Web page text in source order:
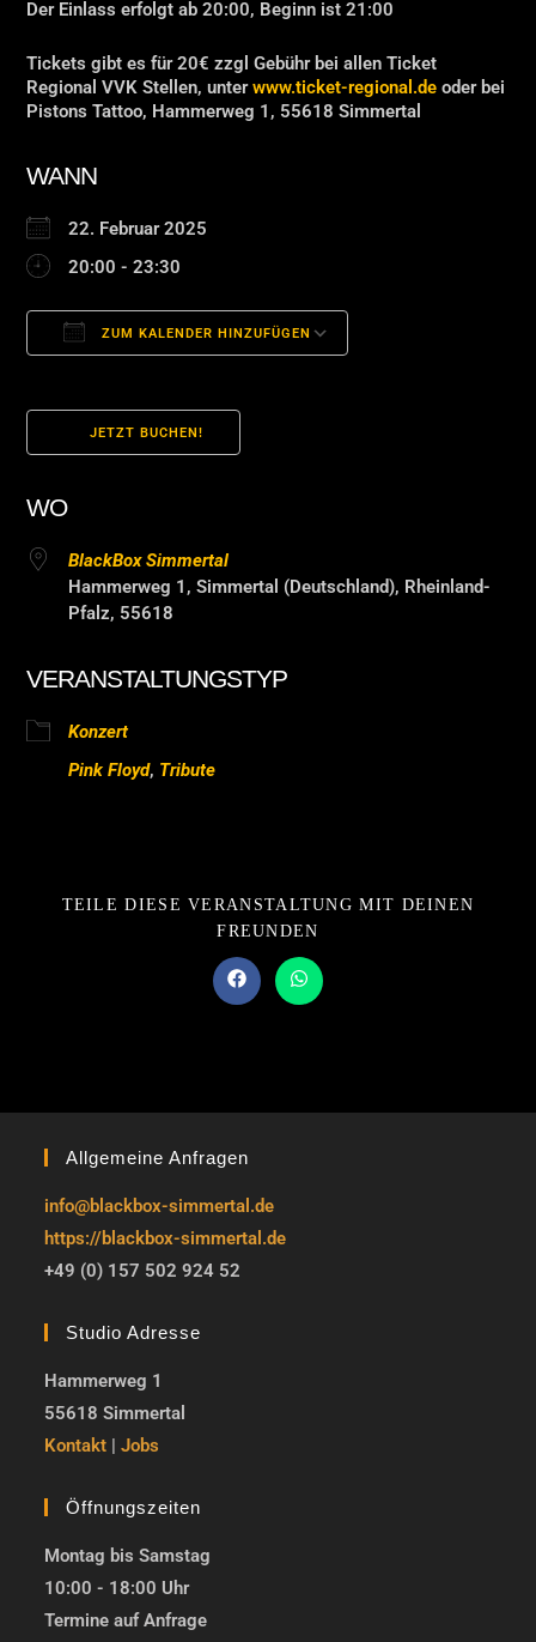
Der Einlass erfolgt ab 20:00, Beginn ist 21:00
Tickets gibt es für 20€ zzgl Gebühr bei allen Ticket
Regional VVK Stellen, unterwww.ticket-regional.de oder bei
Pistons Tattoo, Hammerweg 1, 55618 Simmertal
WANN
22. Februar 2025
20:00 - 23:30
ZUM KALENDER HINZUFÜGEN
JETZT BUCHEN!
WO
BlackBox Simmertal
Hammerweg 1, Simmertal (Deutschland), Rheinland-
Pfalz, 55618
VERANSTALTUNGSTYP
Konzert
Pink Floyd, Tribute
TEILE DIESE VERANSTALTUNG MIT DEINEN
FREUNDEN
Allgemeine Anfragen
info@blackbox-simmertal.de
https://blackbox-simmertal.de
+49 (0) 157 502 924 52
Studio Adresse
Hammerweg 1
55618 Simmertal
Kontakt |Jobs
Öffnungszeiten
Montag bis Samstag
10:00 - 18:00 Uhr
Termine auf Anfrage